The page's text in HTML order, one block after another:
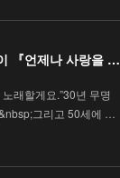
우타고코로 리에 첫 에세이 『언제나 사랑을 노래할게요』
래할게요.”30년 무명
그리고 50세에 …